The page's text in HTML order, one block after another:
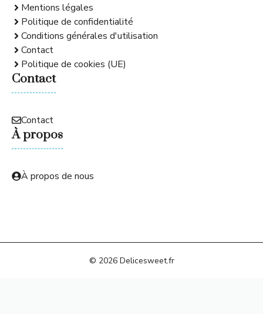
Mentions légales
Politique de confidentialité
Conditions générales d'utilisation
Contact
Politique de cookies (UE)
Contact
Contact
À propos
À propos de nous
© 2026 Delicesweet.fr